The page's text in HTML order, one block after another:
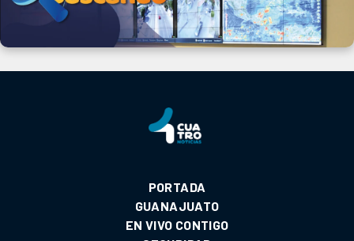
PORTADA
GUANAJUATO
EN VIVO CONTIGO